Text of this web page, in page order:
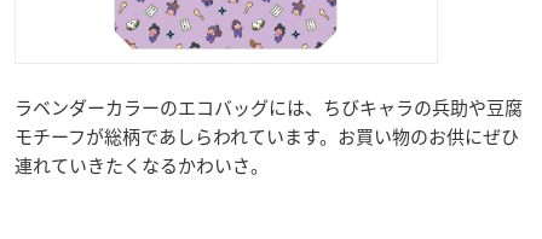
ラベンダーカラーのエコバッグには、ちびキャラの兵助や豆腐
モチーフが総柄であしらわれています。お買い物のお供にぜひ
連れていきたくなるかわいさ。